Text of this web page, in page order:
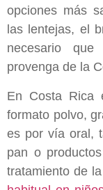
opciones más
las lentejas, el
necesario
provenga de la
En Costa Rica
formato polvo,
es por vía oral,
pan o
tratamiento de